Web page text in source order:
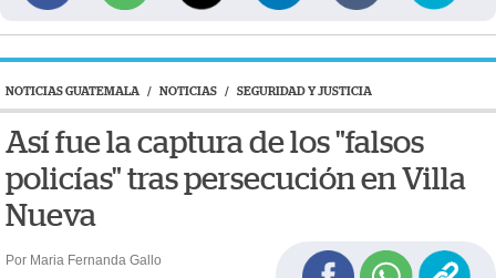
NOTICIAS GUATEMALA / NOTICIAS / SEGURIDAD Y JUSTICIA
Así fue la captura de los "falsos
policías" tras persecución en Villa
Nueva
Por Maria Fernanda Gallo